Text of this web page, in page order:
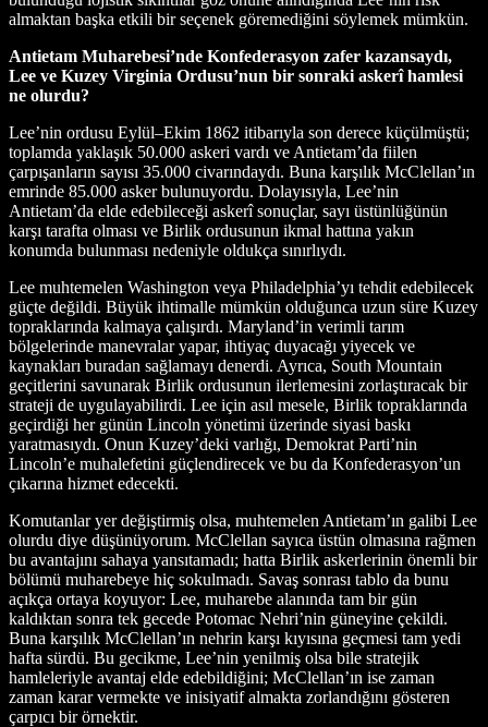
almaktan başka etkili bir seçenek göremediğini söylemek mümkün.
Antietam Muharebesi’nde Konfederasyon zafer kazansaydı,
Lee ve Kuzey Virginia Ordusu’nun bir sonraki askerî hamlesi
ne olurdu?
Lee’nin ordusu Eylül–Ekim 1862 itibarıyla son derece küçülmüştü;
toplamda yaklaşık 50.000 askeri vardı ve Antietam’da fiilen
çarpışanların sayısı 35.000 civarındaydı. Buna karşılık McClellan’ın
emrinde 85.000 asker bulunuyordu. Dolayısıyla, Lee’nin
Antietam’da elde edebileceği askerî sonuçlar, sayı üstünlüğünün
karşı tarafta olması ve Birlik ordusunun ikmal hattına yakın
konumda bulunması nedeniyle oldukça sınırlıydı.
Lee muhtemelen Washington veya Philadelphia’yı tehdit edebilecek
güçte değildi. Büyük ihtimalle mümkün olduğunca uzun süre Kuzey
topraklarında kalmaya çalışırdı. Maryland’in verimli tarım
bölgelerinde manevralar yapar, ihtiyaç duyacağı yiyecek ve
kaynakları buradan sağlamayı denerdi. Ayrıca, South Mountain
geçitlerini savunarak Birlik ordusunun ilerlemesini zorlaştıracak bir
strateji de uygulayabilirdi. Lee için asıl mesele, Birlik topraklarında
geçirdiği her günün Lincoln yönetimi üzerinde siyasi baskı
yaratmasıydı. Onun Kuzey’deki varlığı, Demokrat Parti’nin
Lincoln’e muhalefetini güçlendirecek ve bu da Konfederasyon’un
çıkarına hizmet edecekti.
Komutanlar yer değiştirmiş olsa, muhtemelen Antietam’ın galibi Lee
olurdu diye düşünüyorum. McClellan sayıca üstün olmasına rağmen
bu avantajını sahaya yansıtamadı; hatta Birlik askerlerinin önemli bir
bölümü muharebeye hiç sokulmadı. Savaş sonrası tablo da bunu
açıkça ortaya koyuyor: Lee, muharebe alanında tam bir gün
kaldıktan sonra tek gecede Potomac Nehri’nin güneyine çekildi.
Buna karşılık McClellan’ın nehrin karşı kıyısına geçmesi tam yedi
hafta sürdü. Bu gecikme, Lee’nin yenilmiş olsa bile stratejik
hamleleriyle avantaj elde edebildiğini; McClellan’ın ise zaman
zaman karar vermekte ve inisiyatif almakta zorlandığını gösteren
çarpıcı bir örnektir.